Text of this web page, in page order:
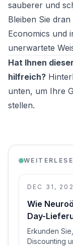
sauberer und
Bleiben Sie
Economics und
unerwartete
Hat Ihnen
hilfreich?
unten, um Ihre
stellen.
DEC 31,
Wie
Day-
Erkunden
Discounting